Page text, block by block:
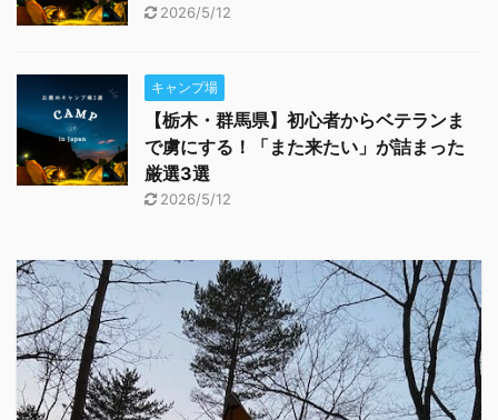
2026/5/12
キャンプ場
【栃木・群馬県】初心者からベテランま
で虜にする！「また来たい」が詰まった
厳選3選
2026/5/12